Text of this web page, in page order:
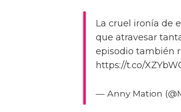
La cruel ironía de
que atravesar
episodio también
https://t.co/
— Anny Mation